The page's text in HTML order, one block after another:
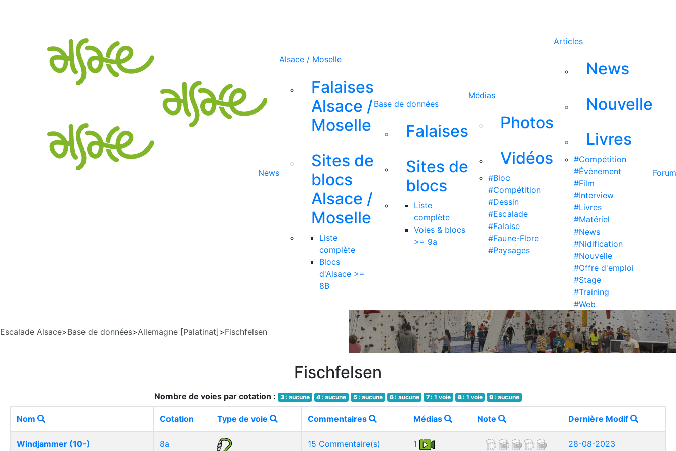
News
Alsace / Moselle
Falaises
Alsace /
Moselle
Sites de
blocs
Alsace /
Moselle
Liste
complète
Blocs
d'Alsace >=
8B
Base de données
Falaises
Sites de
blocs
Liste
complète
Voies & blocs
>= 9a
Médias
Photos
Vidéos
#Bloc
#Compétition
#Dessin
#Escalade
#Falaise
#Faune-Flore
#Paysages
Articles
News
Nouvelle
Livres
#Compétition
#Évènement
#Film
#Interview
#Livres
#Matériel
#News
#Nidification
#Nouvelle
#Offre d'emploi
#Stage
#Training
#Web
Forum
Escalade Alsace>Base de données>Allemagne [Palatinat]>Fischfelsen
Fischfelsen
Nombre de voies par cotation : 3 : aucune 4 : aucune 5 : aucune 6 : aucune 7 : 1 voie 8 : 1 voie 9 : aucune
Nom Cotation Type de voie Commentaires Médias Note Dernière Modif
Windjammer (10-) 8a 15 Commentaire(s) 1 28-08-2023